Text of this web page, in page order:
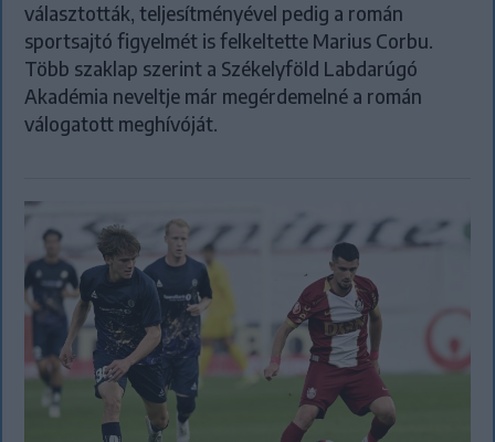
választották, teljesítményével pedig a román
sportsajtó figyelmét is felkeltette Marius Corbu.
Több szaklap szerint a Székelyföld Labdarúgó
Akadémia neveltje már megérdemelné a román
válogatott meghívóját.